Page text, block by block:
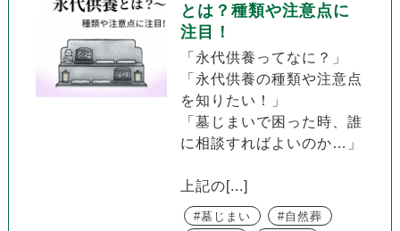
とは？種類や注意点に
注目！
「永代供養ってなに？」
「永代供養の種類や注意点
を知りたい！」
「墓じまいで困った時、誰
に相談すればよいのか…」
上記の[...]
墓じまい
自然葬